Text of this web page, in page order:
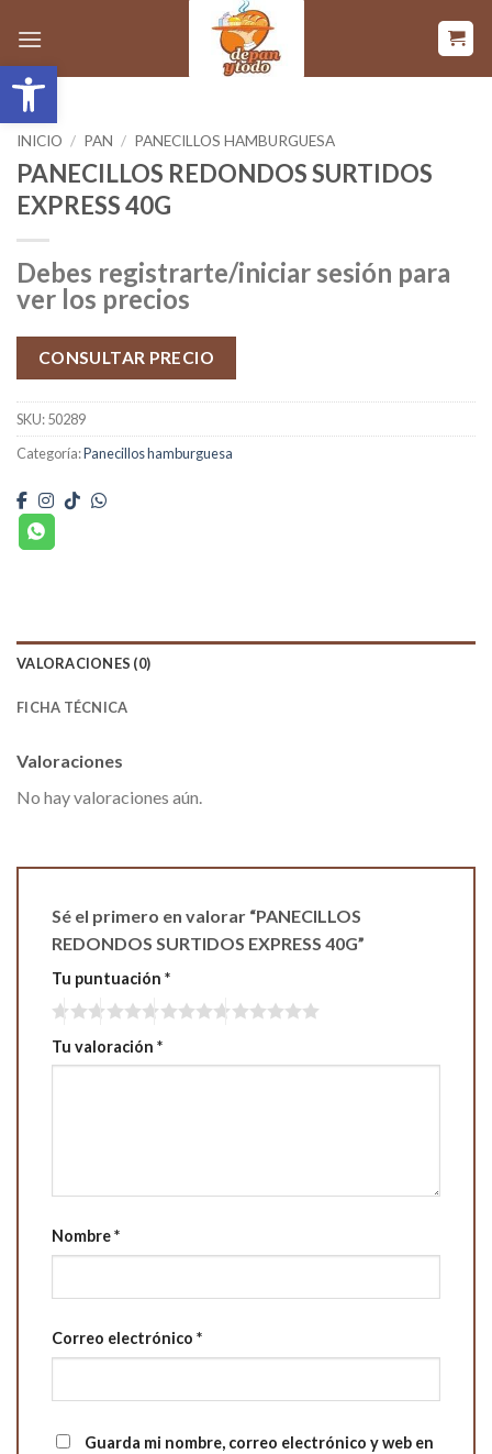
Abrir barra de herramientas
contenido
INICIO / PAN / PANECILLOS HAMBURGUESA
PANECILLOS REDONDOS SURTIDOS
EXPRESS 40G
Debes registrarte/iniciar sesión para
ver los precios
CONSULTAR PRECIO
SKU:50289
Categoría:Panecillos hamburguesa
VALORACIONES (0)
FICHA TÉCNICA
Valoraciones
No hay valoraciones aún.
Sé el primero en valorar “PANECILLOS
REDONDOS SURTIDOS EXPRESS 40G”
Tu puntuación *
Tu valoración *
Nombre*
Correo electrónico *
Guarda mi nombre, correo electrónico y web en